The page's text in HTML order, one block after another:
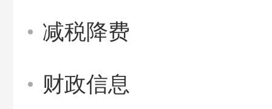
减税降费
财政信息